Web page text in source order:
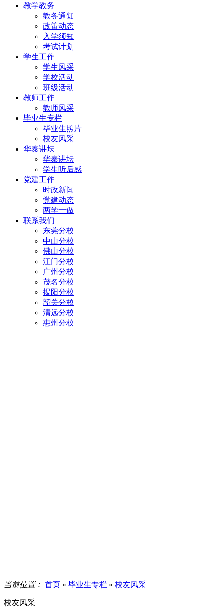
教学教务
教务通知
政策动态
入学须知
考试计划
学生工作
学生风采
学校活动
班级活动
教师工作
教师风采
毕业生专栏
毕业生照片
校友风采
华泰讲坛
华泰讲坛
学生听后感
党建工作
时政新闻
党建动态
两学一做
联系我们
东莞分校
中山分校
佛山分校
江门分校
广州分校
茂名分校
揭阳分校
韶关分校
清远分校
惠州分校
当前位置： 首页 » 毕业生专栏 » 校友风采
校友风采